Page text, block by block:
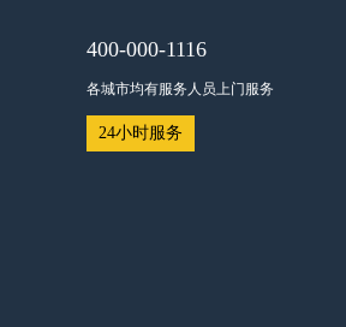
400-000-1116
各城市均有服务人员上门服务
24小时服务